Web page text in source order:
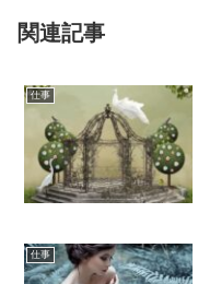
関連記事
仕事
仕事